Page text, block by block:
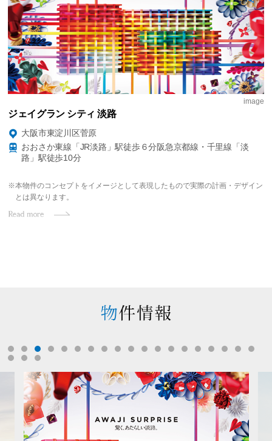
image
ジェイグラン シティ 淡路
大阪市東淀川区菅原
おおさか東線「JR淡路」駅徒歩６分阪急京都線・千里線「淡
路」駅徒歩10分
※本物件のコンセプトをイメージとして表現したもので実際の計画・デザイン
とは異なります。